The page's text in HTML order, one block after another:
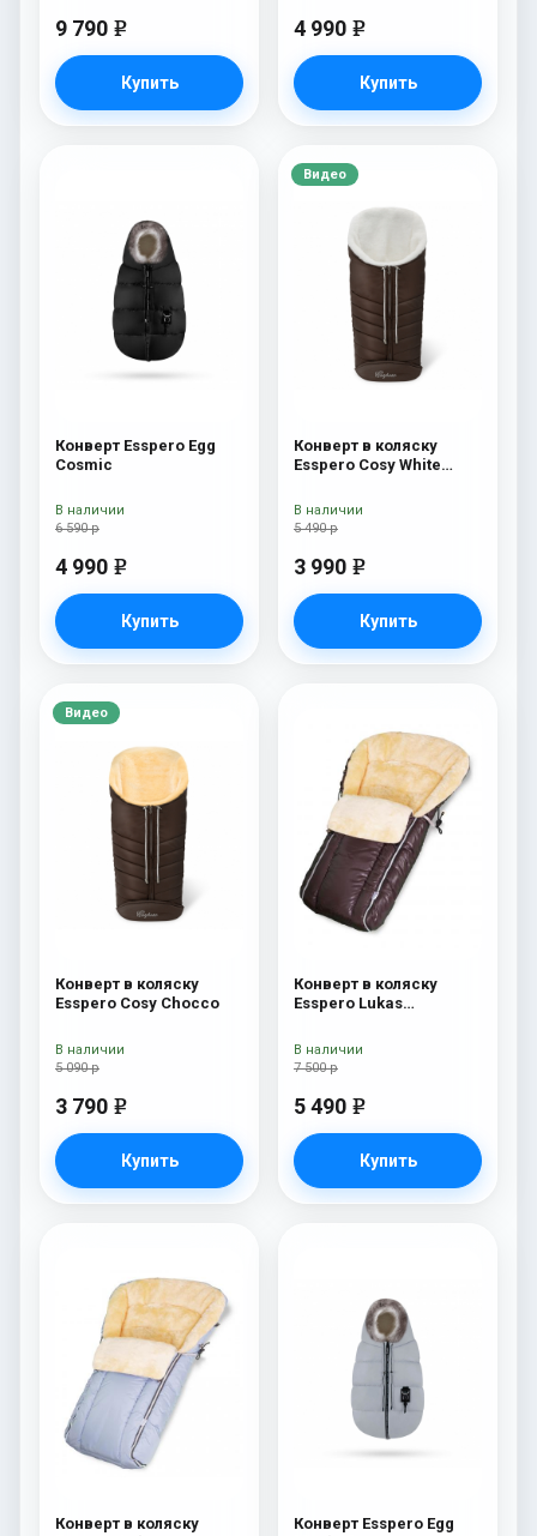
9 790 e
Купить
4 990 e
Купить
Конверт Esspero Egg
Cosmic
6 590 р
4 990 e
Купить
В наличии
Видео
Конверт в коляску
Esspero Cosy White
5 490 р
3 990 e
Купить
В наличии
Видео
Конверт в коляску
Esspero Cosy Chocco
5 090 р
3 790 e
Купить
В наличии
Конверт в коляску
Esspero Lukas
шерсть) Chocolat
7 500 р
5 490 e
Купить
В наличии
Конверт в коляску
Конверт Esspero Egg